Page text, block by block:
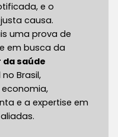
e o
causa.
uma prova de
em busca da
saúde
Brasil,
e a expertise em